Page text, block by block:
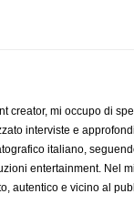
creator, mi occupo di
interviste e
italiano,
entertainment. Nel
autentico e vicino al